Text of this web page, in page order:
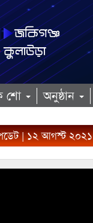
শো অনুষ্ঠান
| ১২ আগস্ট ২০২১